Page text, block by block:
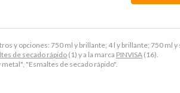
y opciones: 750 ml y brillante; 4 l y brillante; 750 ml y
de secado rápido(1) y a la marca PINVISA (16).
"Esmaltes de secado rápido".